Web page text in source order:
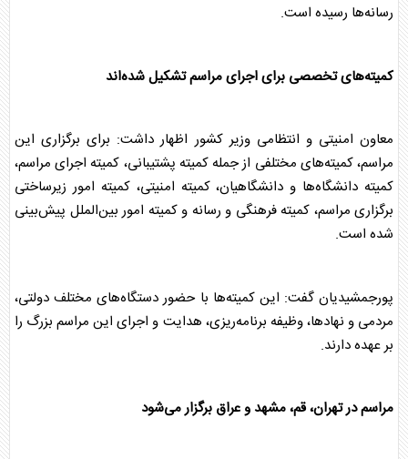
رسانه‌ها رسیده است.
کمیته‌های تخصصی برای اجرای مراسم تشکیل شده‌اند
معاون امنیتی و انتظامی وزیر کشور اظهار داشت: برای برگزاری این
مراسم، کمیته‌های مختلفی از جمله کمیته پشتیبانی، کمیته اجرای مراسم،
کمیته دانشگاه‌ها و دانشگاهیان، کمیته امنیتی، کمیته امور زیرساختی
برگزاری مراسم، کمیته فرهنگی و رسانه و کمیته امور بین‌الملل پیش‌بینی
شده است.
پورجمشیدیان گفت: این کمیته‌ها با حضور دستگاه‌های مختلف دولتی،
مردمی و نهادها، وظیفه برنامه‌ریزی، هدایت و اجرای این مراسم بزرگ را
بر عهده دارند.
مراسم در تهران، قم، مشهد و عراق برگزار می‌شود